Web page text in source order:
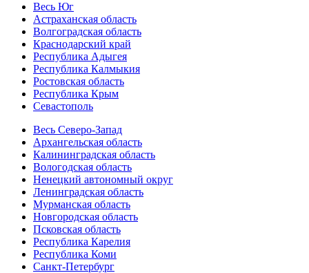
Весь Юг
Астраханская область
Волгоградская область
Краснодарский край
Республика Адыгея
Республика Калмыкия
Ростовская область
Республика Крым
Севастополь
Весь Северо-Запад
Архангельская область
Калининградская область
Вологодская область
Ненецкий автономный округ
Ленинградская область
Мурманская область
Новгородская область
Псковская область
Республика Карелия
Республика Коми
Санкт-Петербург